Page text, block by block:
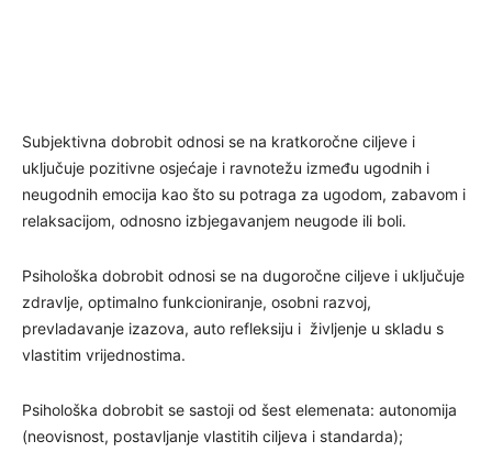
Subjektivna dobrobit odnosi se na kratkoročne ciljeve i
uključuje pozitivne osjećaje i ravnotežu između ugodnih i
neugodnih emocija kao što su potraga za ugodom, zabavom i
relaksacijom, odnosno izbjegavanjem neugode ili boli.
Psihološka dobrobit odnosi se na dugoročne ciljeve i uključuje
zdravlje, optimalno funkcioniranje, osobni razvoj,
prevladavanje izazova, auto refleksiju i življenje u skladu s
vlastitim vrijednostima.
Psihološka dobrobit se sastoji od šest elemenata: autonomija
(neovisnost, postavljanje vlastitih ciljeva i standarda);